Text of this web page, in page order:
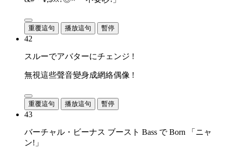
重覆這句 播放這句 暫停
42
スルーでアバターにチェンジ !
無視這些聲音變身成網絡偶像 !
重覆這句 播放這句 暫停
43
バーチャル・ビーナス ブースト Bass で Born 「ニャ
ン!」